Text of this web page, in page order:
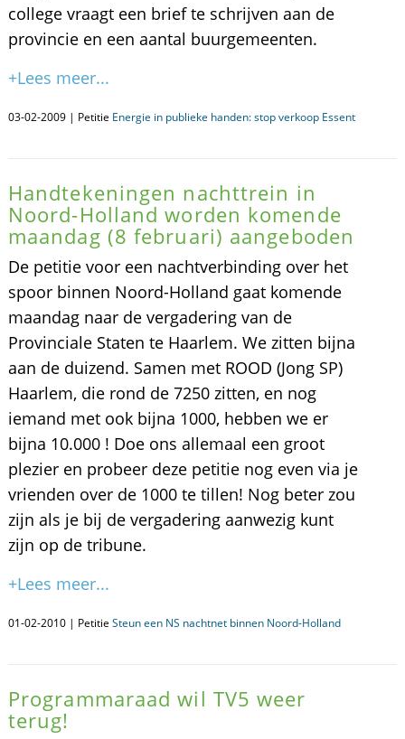
college vraagt een brief te schrijven aan de
provincie en een aantal buurgemeenten.
+Lees meer...
03-02-2009 | Petitie Energie in publieke handen: stop verkoop Essent
Handtekeningen nachttrein in
Noord-Holland worden komende
maandag (8 februari) aangeboden
De petitie voor een nachtverbinding over het
spoor binnen Noord-Holland gaat komende
maandag naar de vergadering van de
Provinciale Staten te Haarlem. We zitten bijna
aan de duizend. Samen met ROOD (Jong SP)
Haarlem, die rond de 7250 zitten, en nog
iemand met ook bijna 1000, hebben we er
bijna 10.000 ! Doe ons allemaal een groot
plezier en probeer deze petitie nog even via je
vrienden over de 1000 te tillen! Nog beter zou
zijn als je bij de vergadering aanwezig kunt
zijn op de tribune.
+Lees meer...
01-02-2010 | Petitie Steun een NS nachtnet binnen Noord-Holland
Programmaraad wil TV5 weer
terug!